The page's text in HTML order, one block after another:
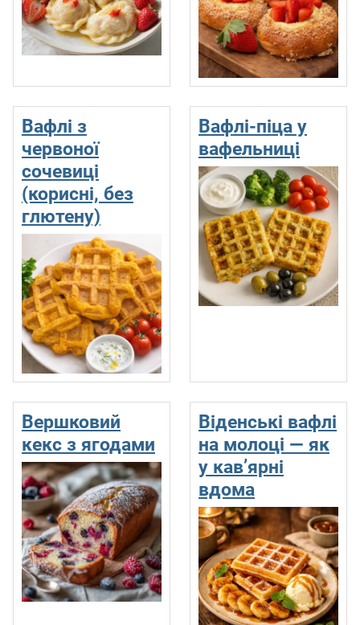
Вафлі з
червоної
сочевиці
(корисні, без
глютену)
Вафлі-піца у
вафельниці
Вершковий
кекс з ягодами
Віденські вафлі
на молоці — як
у кав’ярні
вдома